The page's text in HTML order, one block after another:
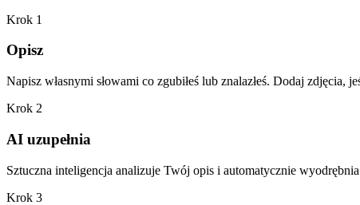
Krok 1
Opisz
Napisz własnymi słowami co zgubiłeś lub znalazłeś. Dodaj zdjęcia,
Krok 2
AI uzupełnia
Sztuczna inteligencja analizuje Twój opis i automatycznie
Krok 3